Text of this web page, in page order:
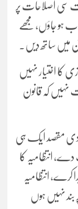
سی اصلاحات پر
ہو جاؤں، مجھے
میں ساتھ دیں۔
کا اختیار نہیں
نہیں کہ قانون
مقصد ایک ہی
انتظامیہ کا
انتظامیہ
بند نہیں ہوں